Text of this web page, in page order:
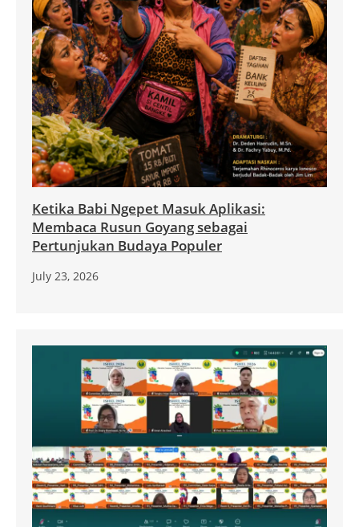
Ketika Babi Ngepet Masuk Aplikasi:
Membaca Rusun Goyang sebagai
Pertunjukan Budaya Populer
July 23, 2026